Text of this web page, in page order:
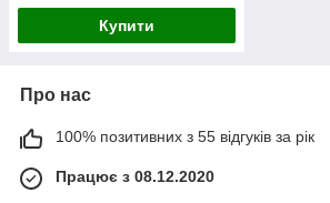
Купити
Про нас
100% позитивних з 55 відгуків за рік
Працює з 08.12.2020